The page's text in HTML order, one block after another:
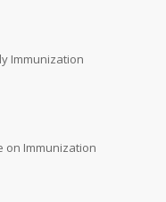
Immunization
on Immunization